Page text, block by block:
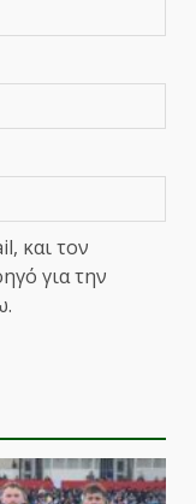
και τον
για την